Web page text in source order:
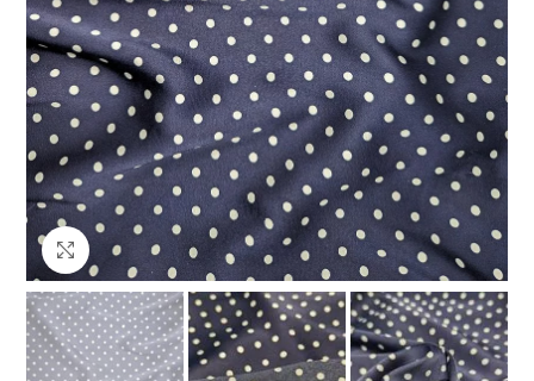
Клацніть, щоб збільшити